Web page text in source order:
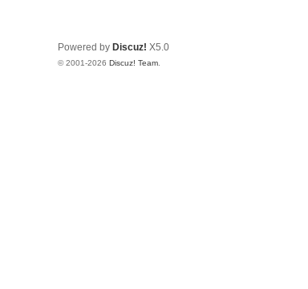
Powered by Discuz! X5.0
© 2001-2026 Discuz! Team